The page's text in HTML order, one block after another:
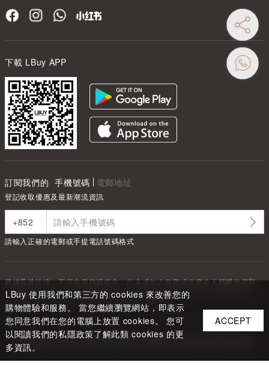
LBuy 使用我們和第三方的 cookies 來改善您的
購物體驗和服務。 當您繼續瀏覽網站，即表示
您同意我們在您的電腦上放置 cookies。 您可
以閱讀我們的私隱政策了解此類 cookies 的更
多資訊。
ACCEPT
下載 LBuy APP
訂閱我們的 手機號碼 電郵地址
登記收取優惠及最新潮流資訊
請輸入正確的電郵或手提電話號碼格式
根據香港法律，不得在業務過程中，向未成年人售賣或供應令人醺醉的酒類
Under the law of Hong Kong, intoxicating liquor must not be sold or
supplied to a minor in the course of business.
Copyright ©2026LBUY @ LOFTY LIMITED. All Rights Reserved.